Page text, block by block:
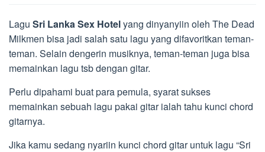
Lagu Sri Lanka Sex Hotelyang dinyanyiin oleh The Dead
Milkmen bisa jadi salah satu lagu yang difavoritkan teman-
teman. Selain dengerin musiknya, teman-teman juga bisa
memainkan lagu tsb dengan gitar.
Perlu dipahami buat para pemula, syarat sukses
memainkan sebuah lagu pakai gitar ialah tahu kunci chord
gitarnya.
Jika kamu sedang nyariin kunci chord gitar untuk lagu “Sri